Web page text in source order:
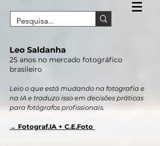
Leo Saldanha
25 anos no mercado fotográfico
brasileiro
Leio o que está mudando na fotografia e
na IA e traduzo isso em decisões práticas
para fotógrafos profissionais.
→ Fotograf.IA + C.E.Foto